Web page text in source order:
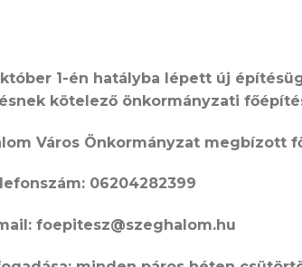
1-én hatályba lépett új
kötelező önkormányzati
Város Önkormányzat megbízott
06204282399
foepitesz@szeghalom.hu